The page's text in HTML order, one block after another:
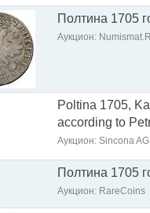
Полтина 1705
Аукцион:
Poltina 1705,
according to
Аукцион: Sincona AG
Полтина 1705
Аукцион: RareCoins